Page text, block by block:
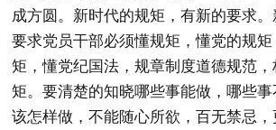
成方圆。新时代的规矩，有新的要求。
要求党员干部必须懂规矩，懂党的规
矩，懂党纪国法，规章制度道德规范
矩。要清楚的知晓哪些事能做，哪些
该怎样做，不能随心所欲，百无禁忌